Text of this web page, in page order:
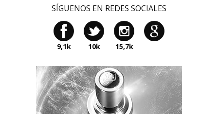
SÍGUENOS EN REDES SOCIALES
9,1k 10k 15,7k